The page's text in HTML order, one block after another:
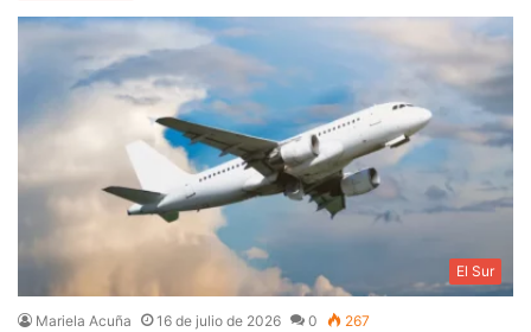
El Sur
Mariela Acuña 16 de julio de 2026 0 267